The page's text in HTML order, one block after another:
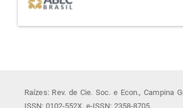
Raízes: Rev. de Cie. Soc. e Econ., Campina
ISSN: 0102-552X. e-ISSN: 2358-8705.